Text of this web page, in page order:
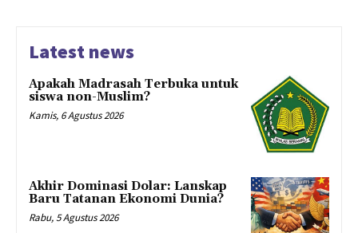
Latest news
Apakah Madrasah Terbuka untuk
siswa non-Muslim?
Kamis, 6 Agustus 2026
Akhir Dominasi Dolar: Lanskap
Baru Tatanan Ekonomi Dunia?
Rabu, 5 Agustus 2026